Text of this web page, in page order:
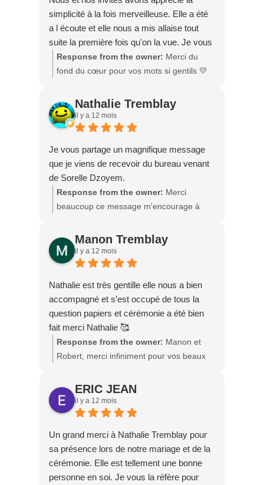
simplicité à la fois merveilleuse. Elle a été
a l écoute et elle nous a mis allaise tout
suite la première fois qu'on la vue. Je vous
la recommande.
Response from the owner: Merci du
fond du cœur pour vos mots si gentils 💛
mariage et de savoir que la simplicité et la
chaleur de la cérémonie ont plu à vous et
à vos invités. Je vous souhaite le meilleur
Nathalie Tremblay
il y a 12 mois
Je vous partage un magnifique message
que je viens de recevoir du bureau venant
de Sorelle Dzoyem.
Response from the owner: Merci
beaucoup ce message m'encourage à
de moi dans mon travail.
Manon Tremblay
il y a 12 mois
Nathalie est très gentille elle nous a bien
accompagné et s’est occupé de tous la
question papiers et cérémonie a été bien
fait merci Nathalie 🥰
Response from the owner: Manon et
Robert, merci infiniment pour vos beaux
accompagner dans cette belle étape de
votre vie. Je vous souhaite tout le
bonheur et beaucoup d’amour pour la
ERIC JEAN
il y a 12 mois
Un grand merci à Nathalie Tremblay pour
sa présence lors de notre mariage et de la
cérémonie. Elle est tellement une bonne
personne en soi. Je vous la réfère pour